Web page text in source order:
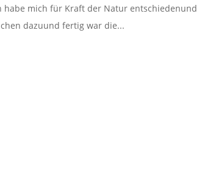
habe mich für Kraft der Natur
dazuund fertig war die...